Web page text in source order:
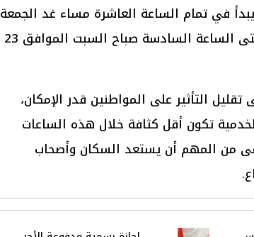
في تمام الساعة العاشرة مساء غد الجمعة
الموافق 22 مايو 2026، ويستمر حتى الساعة السادسة صباح السبت الموافق 23
التأثير على المواطنين قدر الإمكان،
تكون أقل كثافة خلال هذه الساعات
من المهم أن يستعد السكان وأصحاب